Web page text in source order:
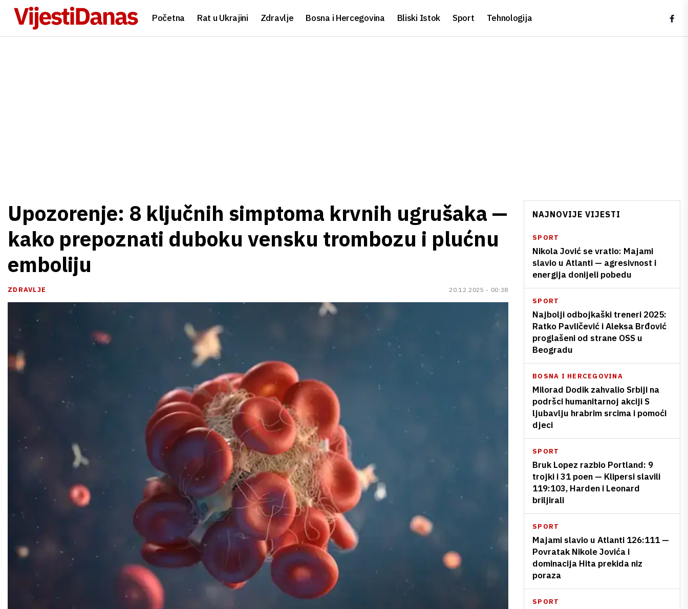
Početna Rat u Ukrajini Zdravlje Bosna i Hercegovina Bliski Istok Sport Tehnologija
Upozorenje: 8 ključnih simptoma krvnih ugrušaka —
kako prepoznati duboku vensku trombozu i plućnu
emboliju
ZDRAVLJE 20.12.2025 - 00:38
NAJNOVIJE VIJESTI
SPORT
Nikola Jović se vratio: Majami
slavio u Atlanti — agresivnost i
energija donijeli pobedu
SPORT
Najbolji odbojkaški treneri 2025:
Ratko Pavličević i Aleksa Brđović
proglašeni od strane OSS u
Beogradu
BOSNA I HERCEGOVINA
Milorad Dodik zahvalio Srbiji na
podršci humanitarnoj akciji S
ljubavlju hrabrim srcima i pomoći
djeci
SPORT
Bruk Lopez razbio Portland: 9
trojki i 31 poen — Klipersi slavili
119:103, Harden i Leonard
briljirali
SPORT
Majami slavio u Atlanti 126:111 —
Povratak Nikole Jovića i
dominacija Hita prekida niz
poraza
SPORT